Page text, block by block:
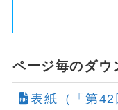
ページ毎のダウ
表紙（「第42